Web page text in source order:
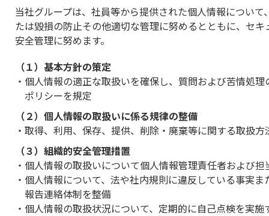
当社グループは、社員等から提供された個人情報につい
たは毀損の防止その他適切な管理に努めるとともに、セ
安全管理に努めます。
（１）基本方針の策定
個人情報の適正な取扱いを確保し、質問および苦情処
ポリシーを規定
（２）個人情報の取扱いに係る規律の整備
取得、利用、保存、提供、削除・廃棄等に関する取扱
（３）組織的安全管理措置
個人情報の取扱いについて個人情報管理責任者および担
個人情報について、法や社内規則に違反している事実
報告連絡体制を整備
個人情報の取扱状況について、定期的に自己点検を実